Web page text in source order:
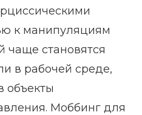
к манипуляциям
чаще становятся
в рабочей среде,
объекты
Моббинг для